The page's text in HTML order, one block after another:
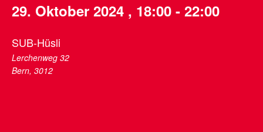
29. Oktober 2024 , 18:00 - 22:00
SUB-Hüsli
Lerchenweg 32
Bern, 3012